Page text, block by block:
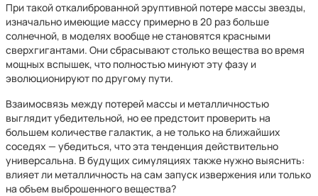
При такой откалиброванной эруптивной потере массы звезды,
изначально имеющие массу примерно в 20 раз больше
солнечной, в моделях вообще не становятся красными
сверхгигантами. Они сбрасывают столько вещества во время
мощных вспышек, что полностью минуют эту фазу и
эволюционируют по другому пути.
Взаимосвязь между потерей массы и металличностью
выглядит убедительной, но ее предстоит проверить на
большем количестве галактик, а не только на ближайших
соседях — убедиться, что эта тенденция действительно
универсальна. В будущих симуляциях также нужно выяснить:
влияет ли металличность на сам запуск извержения или только
на объем выброшенного вещества?